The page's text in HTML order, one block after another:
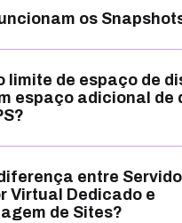
os
limite de espaço de
espaço adicional de
entre
Virtual Dedicado e
de Sites?